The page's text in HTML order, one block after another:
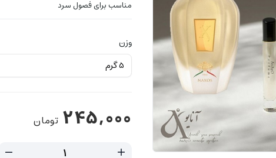
مناسب برای فصول سرد
وزن
245,000 تومان